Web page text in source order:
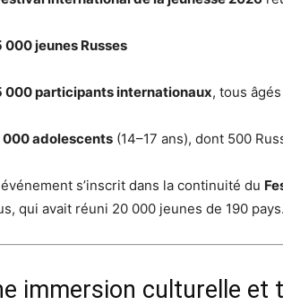
000 jeunes Russes
000 participants internationaux, tous
000 adolescents (14–17 ans), dont 500
s’inscrit dans la continuité du
qui avait réuni 20 000 jeunes de 190 pays.
immersion culturelle et